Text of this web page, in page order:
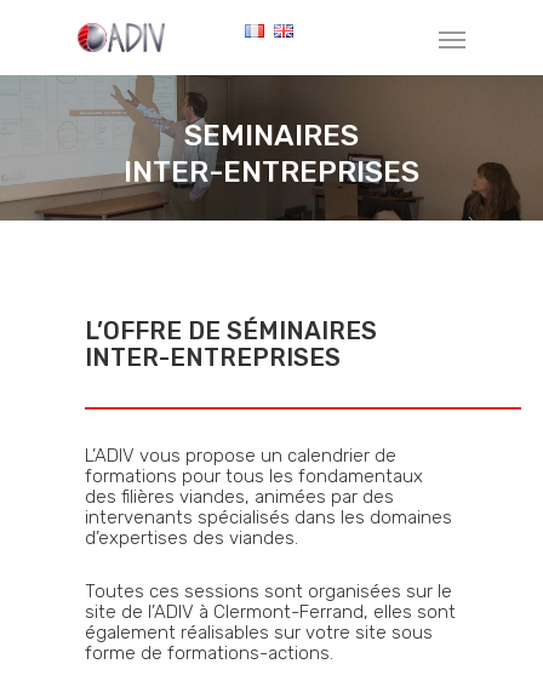
SEMINAIRES
INTER-ENTREPRISES
L’OFFRE DE SÉMINAIRES
INTER-ENTREPRISES
L’ADIV vous propose un calendrier de
formations pour tous les fondamentaux
des filières viandes, animées par des
intervenants spécialisés dans les domaines
d’expertises des viandes.
Toutes ces sessions sont organisées sur le
site de l’ADIV à Clermont-Ferrand, elles sont
également réalisables sur votre site sous
forme de formations-actions.